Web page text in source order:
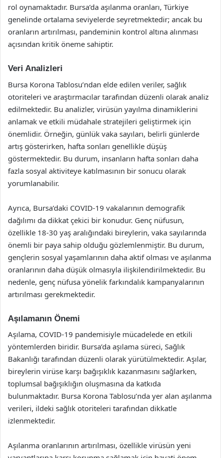
rol oynamaktadır. Bursa’da aşılanma oranları, Türkiye
genelinde ortalama seviyelerde seyretmektedir; ancak bu
oranların artırılması, pandeminin kontrol altına alınması
açısından kritik öneme sahiptir.
Veri Analizleri
Bursa Korona Tablosu’ndan elde edilen veriler, sağlık
otoriteleri ve araştırmacılar tarafından düzenli olarak analiz
edilmektedir. Bu analizler, virüsün yayılma dinamiklerini
anlamak ve etkili müdahale stratejileri geliştirmek için
önemlidir. Örneğin, günlük vaka sayıları, belirli günlerde
artış gösterirken, hafta sonları genellikle düşüş
göstermektedir. Bu durum, insanların hafta sonları daha
fazla sosyal aktiviteye katılmasının bir sonucu olarak
yorumlanabilir.
Ayrıca, Bursa’daki COVID-19 vakalarının demografik
dağılımı da dikkat çekici bir konudur. Genç nüfusun,
özellikle 18-30 yaş aralığındaki bireylerin, vaka sayılarında
önemli bir paya sahip olduğu gözlemlenmiştir. Bu durum,
gençlerin sosyal yaşamlarının daha aktif olması ve aşılanma
oranlarının daha düşük olmasıyla ilişkilendirilmektedir. Bu
nedenle, genç nüfusa yönelik farkındalık kampanyalarının
artırılması gerekmektedir.
Aşılamanın Önemi
Aşılama, COVID-19 pandemisiyle mücadelede en etkili
yöntemlerden biridir. Bursa’da aşılama süreci, Sağlık
Bakanlığı tarafından düzenli olarak yürütülmektedir. Aşılar,
bireylerin virüse karşı bağışıklık kazanmasını sağlarken,
toplumsal bağışıklığın oluşmasına da katkıda
bulunmaktadır. Bursa Korona Tablosu’nda yer alan aşılanma
verileri, ildeki sağlık otoriteleri tarafından dikkatle
izlenmektedir.
Aşılanma oranlarının artırılması, özellikle virüsün yeni